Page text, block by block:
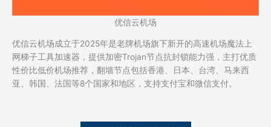
优信云机场
优信云机场成立于2025年是老牌机场旗下新开的高速机场魔法上
网梯子工具加速器，提供加密Trojan节点抗封锁能力强，主打优质
性价比低价机场推荐，翻墙节点包括香港、日本、台湾、马来西
亚、韩国、法国等8个国家和地区，支持支付宝和微信支付。